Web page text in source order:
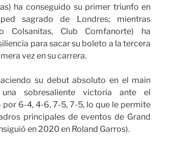
ha conseguido su primer triunfo en
sagrado de Londres; mientras
Colsanitas, Club Comfanorte) ha
para sacar su boleto a la tercera
vez en su carrera.
su debut absoluto en el main
sobresaliente victoria ante el
por 6-4, 4-6, 7-5, 7-5, lo que le permite
principales de eventos de Grand
en 2020 en Roland Garros).